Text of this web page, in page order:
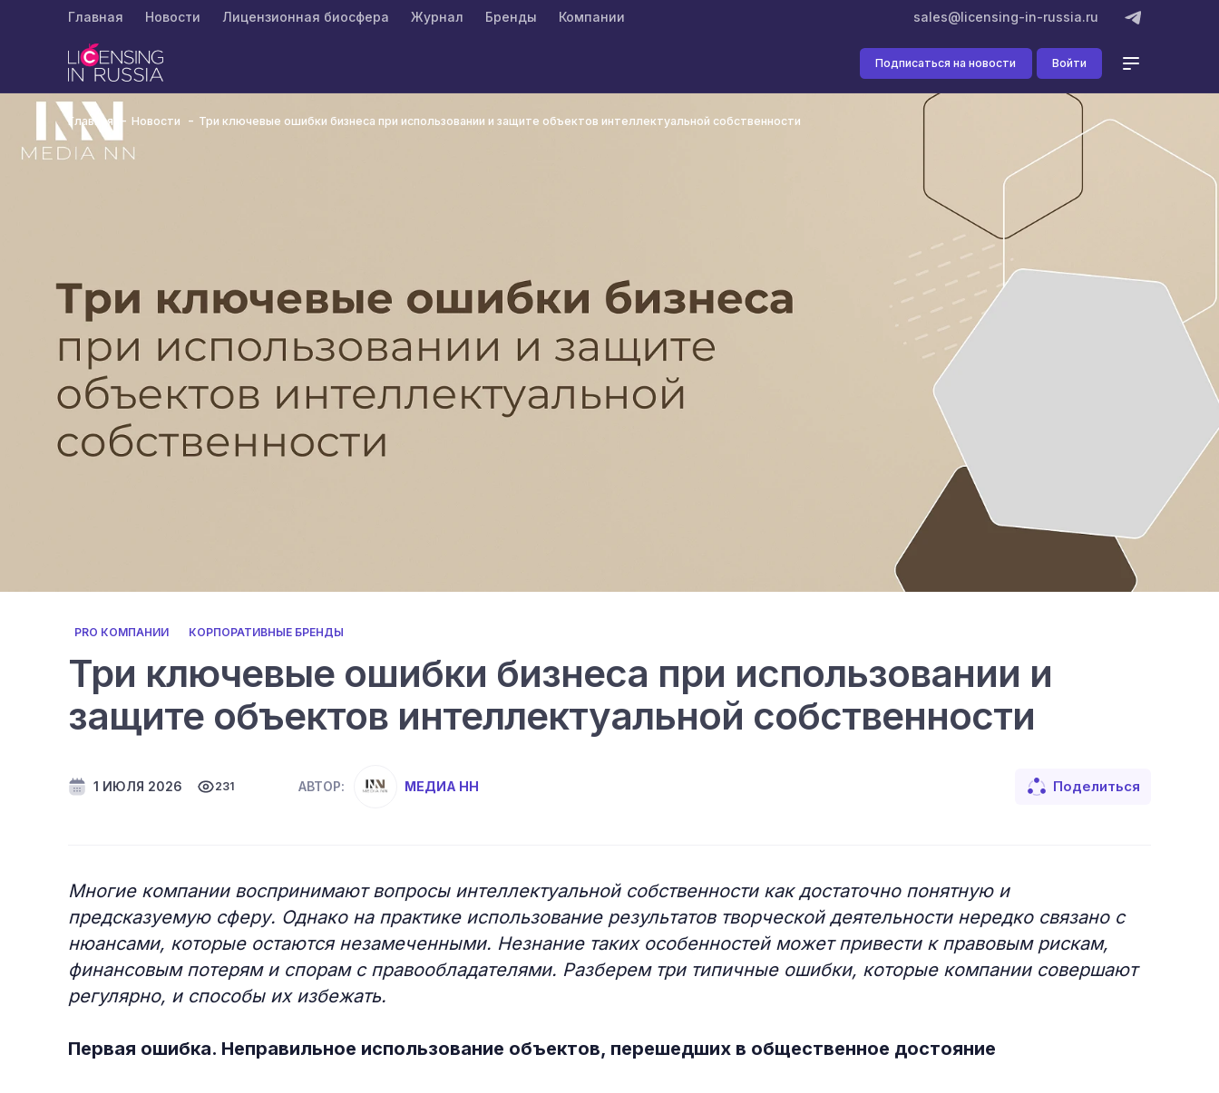
Главная Новости Лицензионная биосфера Журнал Бренды Компании sales@licensing-in-russia.ru
Подписаться на новости Войти
Главная Новости Три ключевые ошибки бизнеса при использовании и защите объектов интеллектуальной собственности
PRO КОМПАНИИ КОРПОРАТИВНЫЕ БРЕНДЫ
Три ключевые ошибки бизнеса при использовании и
защите объектов интеллектуальной собственности
1 ИЮЛЯ 2026 231 АВТОР: МЕДИА НН Поделиться
Многие компании воспринимают вопросы интеллектуальной собственности как достаточно понятную и
предсказуемую сферу. Однако на практике использование результатов творческой деятельности нередко связано с
нюансами, которые остаются незамеченными. Незнание таких особенностей может привести к правовым рискам,
финансовым потерям и спорам с правообладателями. Разберем три типичные ошибки, которые компании совершают
регулярно, и способы их избежать.
Первая ошибка. Неправильное использование объектов, перешедших в общественное достояние